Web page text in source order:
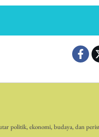
politik, ekonomi, budaya, dan